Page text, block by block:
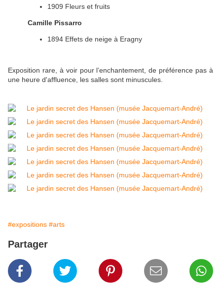
1909 Fleurs et fruits
Camille Pissarro
1894 Effets de neige à Eragny
Exposition rare, à voir pour l’enchantement, de préférence pas à
une heure d'affluence, les salles sont minuscules.
#expositions #arts
Partager